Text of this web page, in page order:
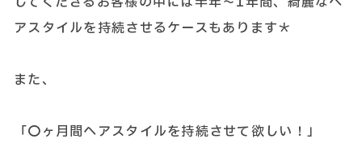
アスタイルを持続させるケースもあります＊
また、
「〇ヶ月間ヘアスタイルを持続させて欲しい！」